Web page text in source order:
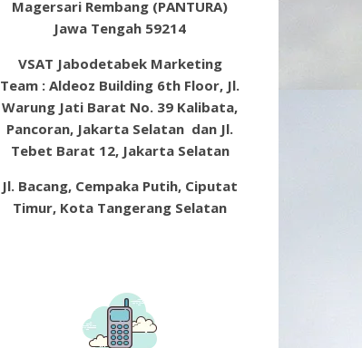
Magersari Rembang (PANTURA)
Jawa Tengah 59214
VSAT Jabodetabek Marketing
Team : Aldeoz Building 6th Floor, Jl.
Warung Jati Barat No. 39 Kalibata,
Pancoran, Jakarta Selatan dan Jl.
Tebet Barat 12, Jakarta Selatan
Jl. Bacang, Cempaka Putih, Ciputat
Timur, Kota Tangerang Selatan